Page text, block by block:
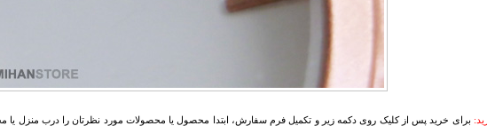
برای خرید پس از کلیک روی دکمه زیر و تکمیل فرم سفارش، ابتدا محصول یا محصولات مورد نظرتان را درب منزل یا